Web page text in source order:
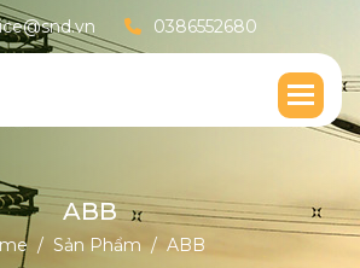
0386552680
ABB
Sản Phẩm ABB